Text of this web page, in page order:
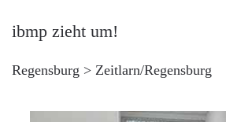
ibmp zieht um!
Regensburg > Zeitlarn/Regensburg